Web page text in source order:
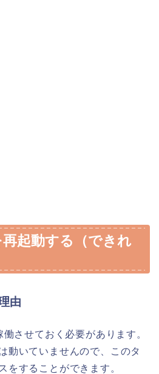
起動する（できれ
由
させておく必要があります。
動いていませんので、このタ
をすることができます。